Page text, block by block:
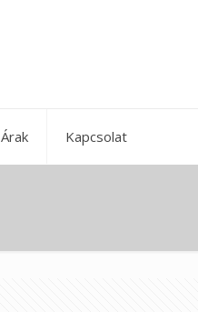
Árak Kapcsolat